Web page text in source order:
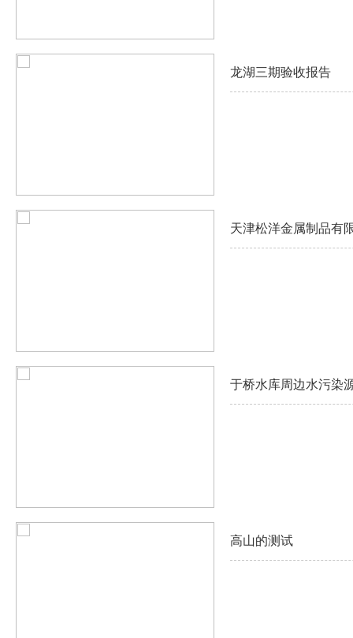
龙湖三期验收报告
天津松洋金属制品有
于桥水库周边水污染
高山的测试